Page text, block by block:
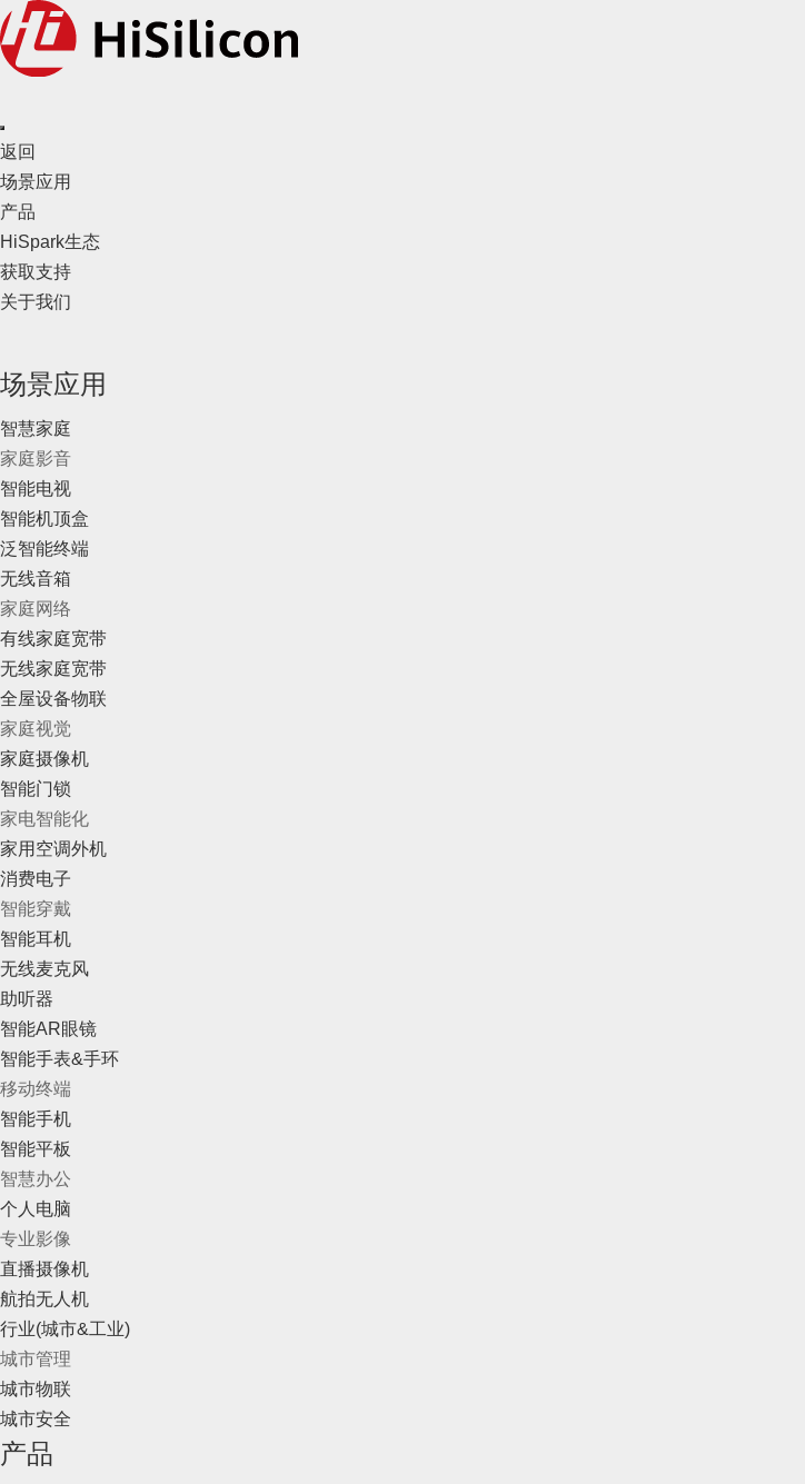
返回
场景应用
产品
HiSpark生态
获取支持
关于我们
场景应用
智慧家庭
家庭影音
智能电视
智能机顶盒
泛智能终端
无线音箱
家庭网络
有线家庭宽带
无线家庭宽带
全屋设备物联
家庭视觉
家庭摄像机
智能门锁
家电智能化
家用空调外机
消费电子
智能穿戴
智能耳机
无线麦克风
助听器
智能AR眼镜
智能手表&手环
移动终端
智能手机
智能平板
智慧办公
个人电脑
专业影像
直播摄像机
航拍无人机
行业(城市&工业)
城市管理
城市物联
城市安全
产品